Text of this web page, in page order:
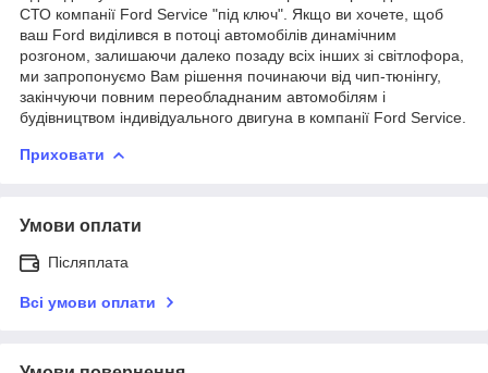
СТО компанії Ford Service "під ключ". Якщо ви хочете, щоб
ваш Ford виділився в потоці автомобілів динамічним
розгоном, залишаючи далеко позаду всіх інших зі світлофора,
ми запропонуємо Вам рішення починаючи від чип-тюнінгу,
закінчуючи повним переобладнаним автомобілям і
будівництвом індивідуального двигуна в компанії Ford Service.
Приховати
Умови оплати
Післяплата
Всі умови оплати